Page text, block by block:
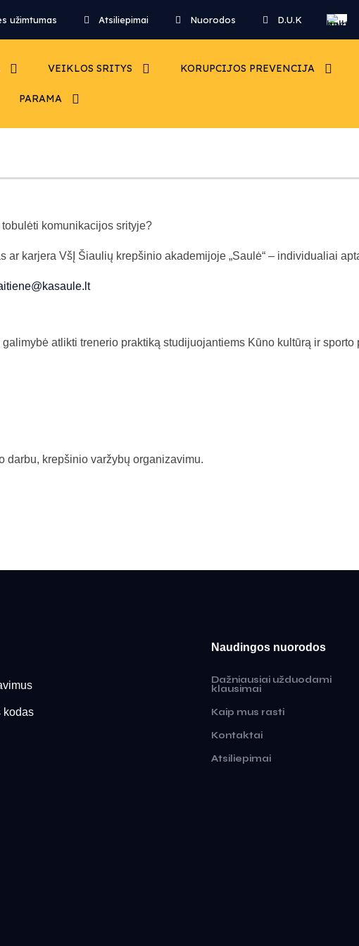
užimtumas Atsiliepimai Nuorodos D.U.K
VEIKLOS SRITYS KORUPCIJOS PREVENCIJA
PARAMA
komunikacijos srityje?
ar karjera VšĮ Šiaulių krepšinio akademijoje „Saulė“ – individualiai
atlikti trenerio praktiką studijuojantiems Kūno kultūrą ir sporto
darbu, krepšinio varžybų organizavimu.
kodas
Naudingos nuorodos
Dažniausiai užduodami
klausimai
Kaip mus rasti
Kontaktai
Atsiliepimai